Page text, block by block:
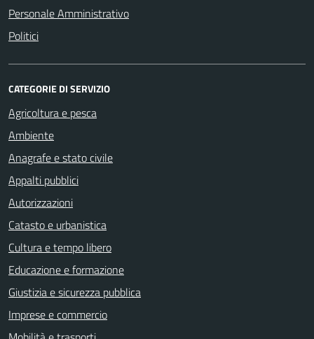
Personale Amministrativo
Politici
CATEGORIE DI SERVIZIO
Agricoltura e pesca
Ambiente
Anagrafe e stato civile
Appalti pubblici
Autorizzazioni
Catasto e urbanistica
Cultura e tempo libero
Educazione e formazione
Giustizia e sicurezza pubblica
Imprese e commercio